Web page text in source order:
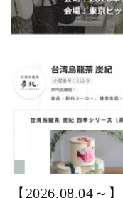
【2026.08.04～